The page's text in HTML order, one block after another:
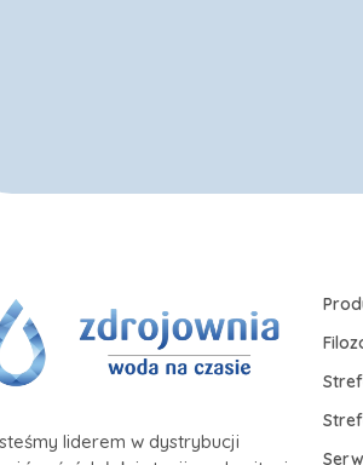
liderem w dystrybucji